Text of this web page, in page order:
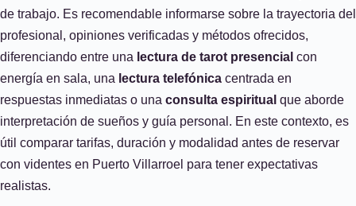
de trabajo. Es recomendable informarse sobre la trayectoria del
profesional, opiniones verificadas y métodos ofrecidos,
diferenciando entre una lectura de tarot presencial con
energía en sala, una lectura telefónica centrada en
respuestas inmediatas o una consulta espiritual que aborde
interpretación de sueños y guía personal. En este contexto, es
útil comparar tarifas, duración y modalidad antes de reservar
con videntes en Puerto Villarroel para tener expectativas
realistas.